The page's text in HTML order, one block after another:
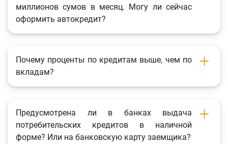
миллионов сумов в месяц. Могу ли сейчас
оформить автокредит?
Почему проценты по кредитам выше, чем по
вкладам?
Предусмотрена ли в банках выдача
потребительских кредитов в наличной
форме? Или на банковскую карту заемщика?